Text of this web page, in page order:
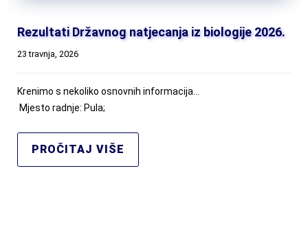
Rezultati Državnog natjecanja iz biologije 2026.
23 travnja, 2026
Krenimo s nekoliko osnovnih informacija…
Mjesto radnje: Pula;
PROČITAJ VIŠE